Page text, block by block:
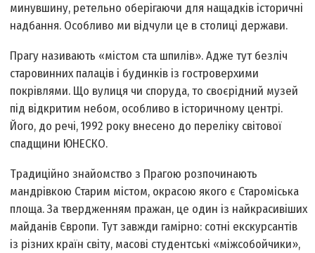
минувшину, ретельно оберігаючи для нащадків історичні
надбання. Особливо ми відчули це в столиці держави.
Прагу називають «містом ста шпилів». Адже тут безліч
старовинних палаців і будинків із гостроверхими
покрівлями. Що вулиця чи споруда, то своєрідний музей
під відкритим небом, особливо в історичному центрі.
Його, до речі, 1992 року внесено до переліку світової
спадщини ЮНЕСКО.
Традиційно знайомство з Прагою розпочинають
мандрівкою Старим містом, окрасою якого є Староміська
площа. За твердженням пражан, це один із найкрасивіших
майданів Європи. Тут завжди гамірно: сотні екскурсантів
із різних країн світу, масові студентські «міжсобойчики»,